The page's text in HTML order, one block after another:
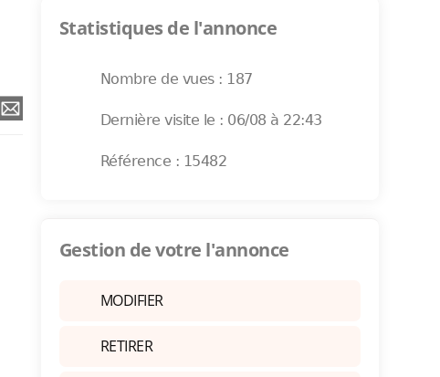
Statistiques de l'annonce
Nombre de vues : 187
Dernière visite le : 06/08 à 22:43
Référence : 15482
Gestion de votre l'annonce
MODIFIER
RETIRER